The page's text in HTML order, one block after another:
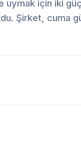
uymak için iki
Şirket, cuma